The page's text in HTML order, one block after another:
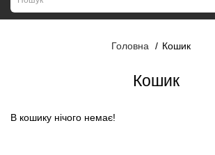
Головна Кошик
Кошик
В кошику нічого немає!